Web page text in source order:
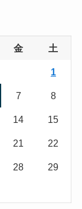
金 土
1
7 8
14 15
21 22
28 29